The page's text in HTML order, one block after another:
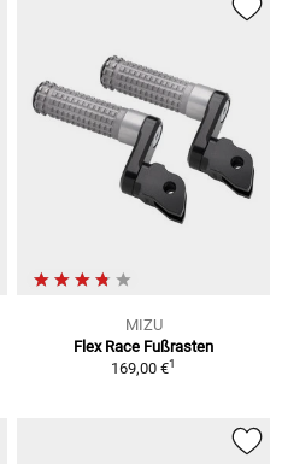
MIZU
Flex Race Fußrasten
169,00 €1